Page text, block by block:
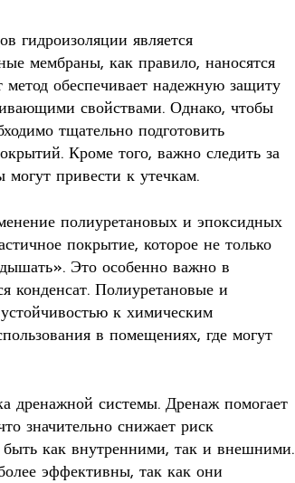
гидроизоляции является
мембраны, как правило, наносятся
обеспечивает надежную защиту
свойствами. Однако, чтобы
тщательно подготовить
Кроме того, важно следить за
могут привести к утечкам.
полиуретановых и эпоксидных
покрытие, которое не только
Это особенно важно в
конденсат. Полиуретановые и
к химическим
в помещениях, где могут
дренажной системы. Дренаж помогает
значительно снижает риск
быть как внутренними, так и внешними.
эффективны, так как они